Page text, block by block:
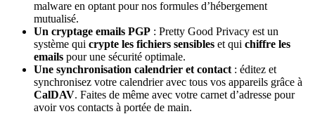
malware en optant pour nos formules d’hébergement
mutualisé.
Un cryptage emails PGP : Pretty Good Privacy est un
système qui crypte les fichiers sensibles et qui chiffre les
emails pour une sécurité optimale.
Une synchronisation calendrier et contact : éditez et
synchronisez votre calendrier avec tous vos appareils grâce à
CalDAV. Faites de même avec votre carnet d’adresse pour
avoir vos contacts à portée de main.